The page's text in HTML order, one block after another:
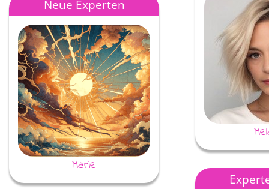
Neue Experten
Marie Seelenarbeiter